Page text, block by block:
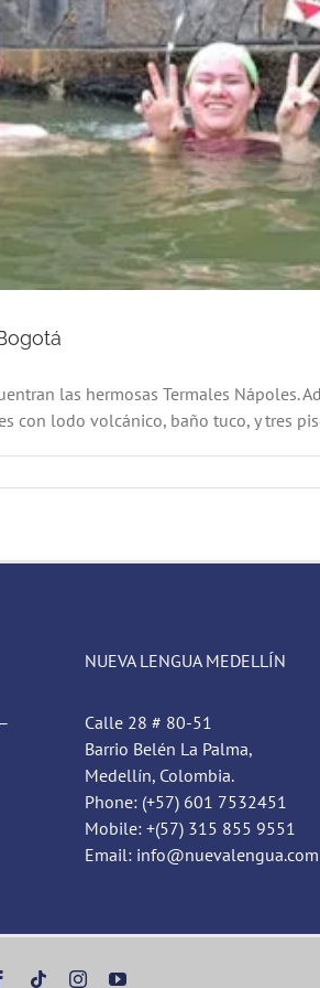
las hermosas Termales Nápoles.
con lodo volcánico, baño tuco, y tres
NUEVA LENGUA MEDELLÍN
Calle 28 # 80-51
Barrio Belén La Palma,
Medellín, Colombia.
Phone: (+57) 601 7532451
Mobile: +(57) 315 855 9551
Email: info@nuevalengua.com